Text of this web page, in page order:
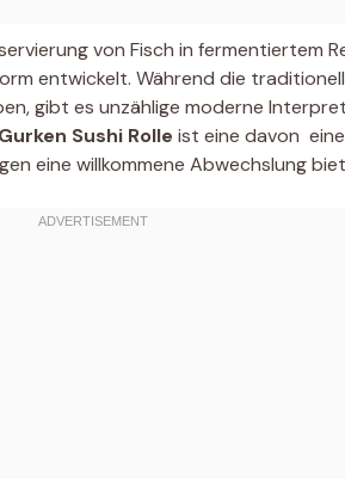
von Fisch in fermentiertem
entwickelt. Während die
gibt es unzählige moderne
Gurken Sushi Rolle ist eine davon 
eine willkommene Abwechslung